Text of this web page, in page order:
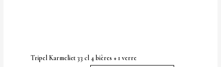
Tripel Karmeliet 33 cl 4 bières + 1 verre